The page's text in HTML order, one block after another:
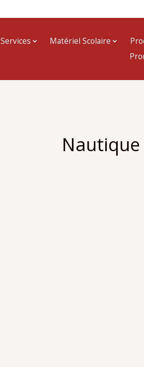
Services Matériel Scolaire
Nautique